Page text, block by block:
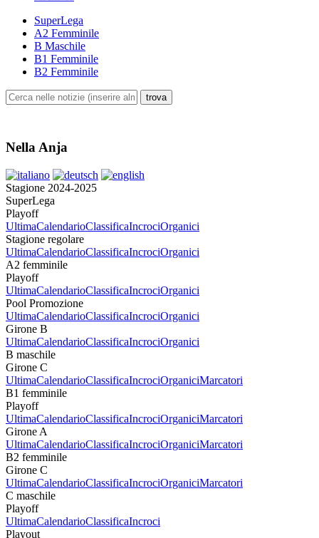
SuperLega
A2 Femminile
B Maschile
B1 Femminile
B2 Femminile
Nella Anja
Stagione 2024-2025
SuperLega
Playoff
UltimaCalendarioClassificaIncrociOrganici
Stagione regolare
UltimaCalendarioClassificaIncrociOrganici
A2 femminile
Playoff
UltimaCalendarioClassificaIncrociOrganici
Pool Promozione
UltimaCalendarioClassificaIncrociOrganici
Girone B
UltimaCalendarioClassificaIncrociOrganici
B maschile
Girone C
UltimaCalendarioClassificaIncrociOrganiciMarcatori
B1 femminile
Playoff
UltimaCalendarioClassificaIncrociOrganiciMarcatori
Girone A
UltimaCalendarioClassificaIncrociOrganiciMarcatori
B2 femminile
Girone C
UltimaCalendarioClassificaIncrociOrganiciMarcatori
C maschile
Playoff
UltimaCalendarioClassificaIncroci
Playout